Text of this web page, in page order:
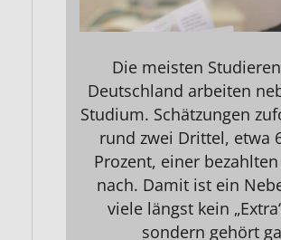
Die meisten
Deutschland arbeiten
Studium. Schätzungen
rund zwei Drittel, etwa
Prozent, einer
nach. Damit ist ein
viele längst kein
sondern gehört